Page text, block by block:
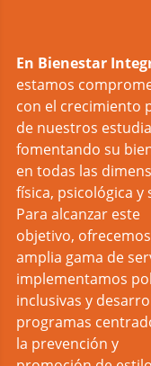
En Bienestar
estamos
con el crecimiento
de nuestros
fomentando su
en todas las
física, psicológica y
Para alcanzar este
objetivo,
amplia gama de
implementamos
inclusivas y
programas
la prevención y